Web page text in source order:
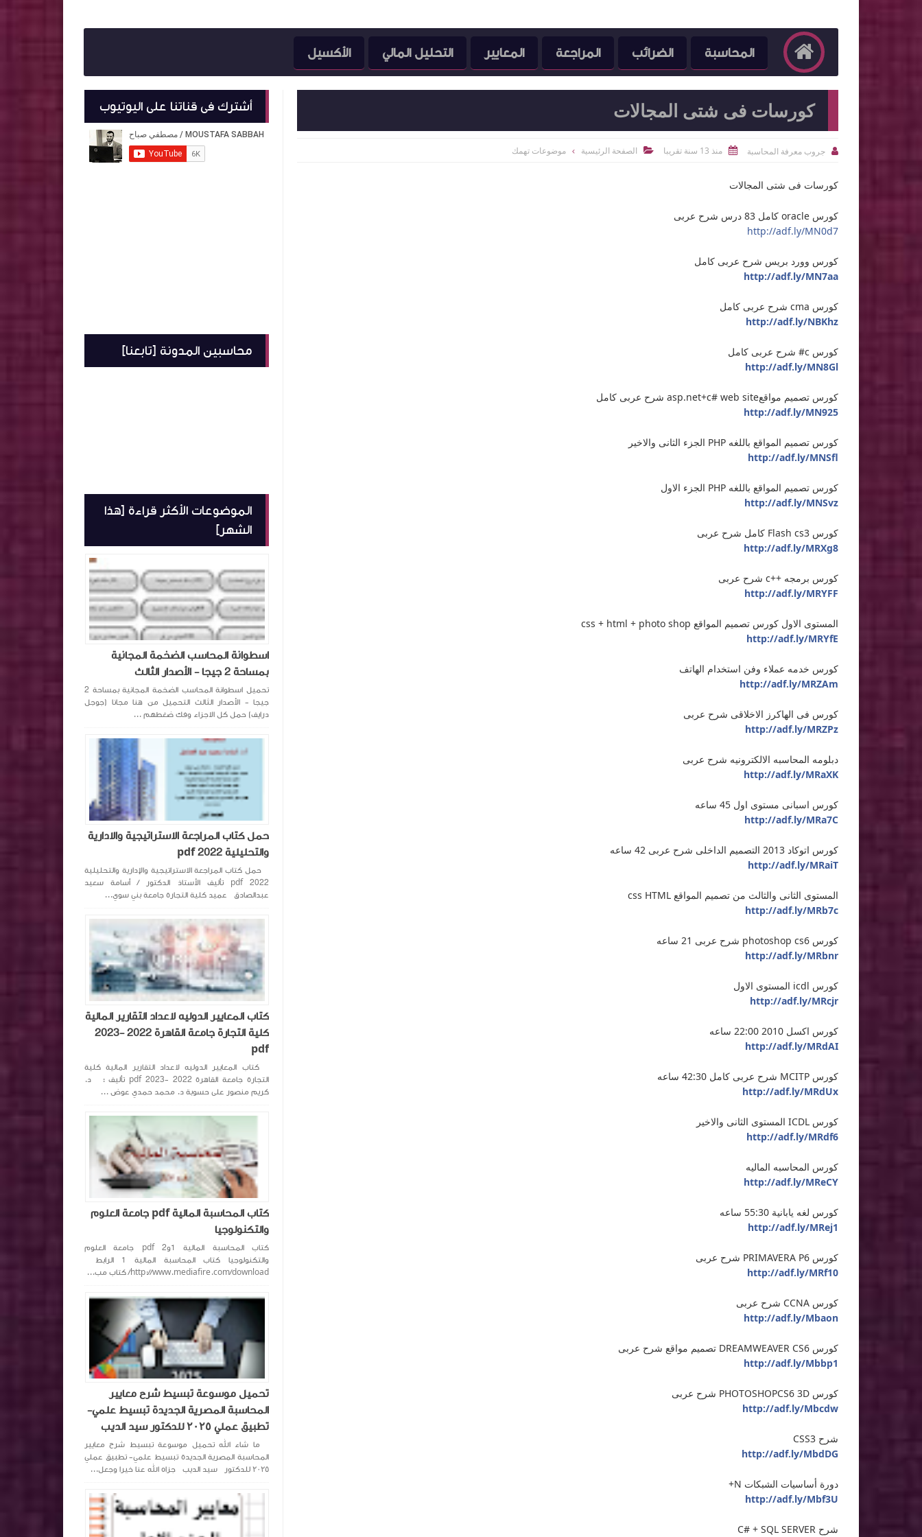
المحاسبة الضرائب المراجعة المعايير التحليل المالي الأكسيل
كورسات فى شتى المجالات
 جروب معرفة المحاسبة  منذ 13 سنة تقريبا  الصفحة الرئيسية موضوعات تهمك
كورسات فى شتى المجالات
كورس oracle كامل 83 درس شرح عربى
http://adf.ly/MN0d7
كورس وورد بريس شرح عربى كامل
http://adf.ly/MN7aa
كورس cma شرح عربى كامل
http://adf.ly/NBKhz
كورس c# شرح عربى كامل
http://adf.ly/MN8Gl
كورس تصميم مواقعasp.net+c# web site شرح عربى كامل
http://adf.ly/MN925
كورس تصميم المواقع باللغه PHP الجزء الثانى والاخير
http://adf.ly/MNSfl
كورس تصميم المواقع باللغه PHP الجزء الاول
http://adf.ly/MNSvz
كورس Flash cs3 كامل شرح عربى
http://adf.ly/MRXg8
كورس برمجه ++c شرح عربى
http://adf.ly/MRYFF
المستوى الاول كورس تصميم المواقع css + html + photo shop
http://adf.ly/MRYfE
كورس خدمه عملاء وفن استخدام الهاتف
http://adf.ly/MRZAm
كورس فى الهاكرز الاخلاقى شرح عربى
http://adf.ly/MRZPz
دبلومه المحاسبه الالكترونيه شرح عربى
http://adf.ly/MRaXK
كورس اسبانى مستوى اول 45 ساعه
http://adf.ly/MRa7C
كورس اتوكاد 2013 التصميم الداخلى شرح عربى 42 ساعه
http://adf.ly/MRaiT
المستوى الثانى والثالث من تصميم المواقع css HTML
http://adf.ly/MRb7c
كورس photoshop cs6 شرح عربى 21 ساعه
http://adf.ly/MRbnr
كورس icdl المستوى الاول
http://adf.ly/MRcjr
كورس اكسل 2010 22:00 ساعه
http://adf.ly/MRdAI
كورس MCITP شرح عربى كامل 42:30 ساعه
http://adf.ly/MRdUx
كورس ICDL المستوى الثانى والاخير
http://adf.ly/MRdf6
كورس المحاسبه الماليه
http://adf.ly/MReCY
كورس لغه يابانية 55:30 ساعه
http://adf.ly/MRej1
كورس PRIMAVERA P6 شرح عربى
http://adf.ly/MRf10
كورس CCNA شرح عربى
http://adf.ly/Mbaon
كورس DREAMWEAVER CS6 تصميم مواقع شرح عربى
http://adf.ly/Mbbp1
كورس PHOTOSHOPCS6 3D شرح عربى
http://adf.ly/Mbcdw
شرح CSS3
http://adf.ly/MbdDG
دورة أساسيات الشبكات N+
http://adf.ly/Mbf3U
شرح C# + SQL SERVER
أشترك فى قناتنا على اليوتيوب
محاسبين المدونة [تابعنا]
الموضوعات الأكثر قراءة [هذا
الشهر]
اسطوانة المحاسب الضخمة المجانية
بمساحة 2 جيجا - الأصدار الثالث
تحميل اسطوانة المحاسب الضخمة المجانية بمساحة 2
جيجا - الأصدار الثالث التحميل من هنا مجانا (جوجل
درايف) حمل كل الاجزاء وفك ضغطهم ...
حمل كتاب المراجعة الاستراتيجية والادارية
والتحليلية pdf 2022
حمل كتاب المراجعة الاستراتيجية والإدارية والتحليلية
pdf 2022 تأليف الأستاذ الدكتور / أسامة سعيد
عبدالصادق عميد كلية التجارة جامعة بني سوي...
كتاب المعايير الدوليه لاعداد التقارير المالية
كلية التجارة جامعة القاهرة 2022 -2023
pdf
كتاب المعايير الدوليه لاعداد التقارير المالية كلية
التجارة جامعة القاهرة 2022 -2023 pdf تأليف : د.
كريم منصور على حسوبة د. محمد حمدي عوض ...
كتاب المحاسبة المالية pdf جامعة العلوم
والتكنولوجيا
كتاب المحاسبة المالية 1و2 pdf جامعة العلوم
والتكنولوجيا كتاب المحاسبة المالية 1 الرابط
http://www.mediafire.com/download/ كتاب مب...
تحميل موسوعة تبسيط شرح معايير
المحاسبة المصرية الجديدة تبسيط علمي-
تطبيق عملي ٢٠٢٥ للدكتور سيد الديب
ما شاء الله تحميل موسوعة تبسيط شرح معايير
المحاسبة المصرية الجديدة تبسيط علمي- تطبيق عملي
٢٠٢٥ للدكتور سيد الديب جزاه الله عنا خيرا وجعل...